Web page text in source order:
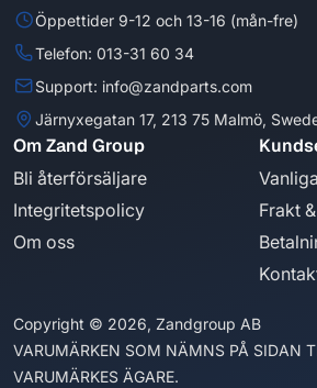
Öppettider 9-12 och 13-16 (mån-fre)
Telefon: 013-31 60 34
Support: info@zandparts.com
Järnyxegatan 17, 213 75 Malmö,
Om Zand Group
Bli återförsäljare
Integritetspolicy
Om oss
Frakt
Copyright © 2026, Zandgroup AB
VARUMÄRKEN SOM NÄMNS PÅ SIDAN
VARUMÄRKES ÄGARE.